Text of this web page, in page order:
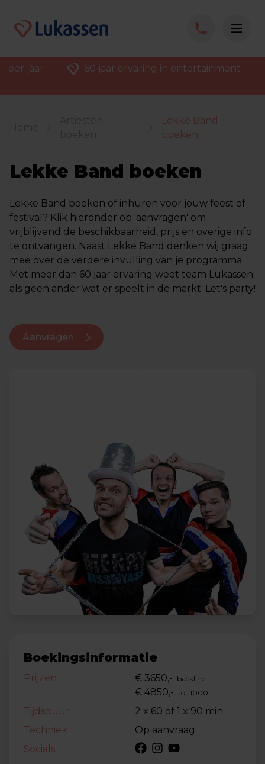
per jaar 60 jaar ervaring in entertainment
Lekke Band
boeken
Lekke Band boeken
Lekke Band boeken of inhuren voor jouw feest of
festival? Klik hieronder op 'aanvragen' om
vrijblijvend de beschikbaarheid, prijs en overige info
te ontvangen. Naast Lekke Band denken wij graag
mee over de verdere invulling van je programma.
Met meer dan 60 jaar ervaring weet team Lukassen
als geen ander wat er speelt in de markt. Let's party!
Aanvragen
Boekingsinformatie
Prijzen € 3650,- backline
€ 4850,- tot 1000
Tijdsduur
2 x 60 of 1 x 90 min
Techniek
Op aanvraag
Socials